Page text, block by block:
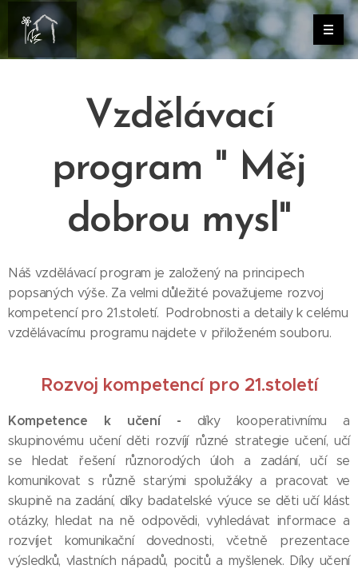
Vzdělávací
program " Měj
dobrou mysl"
Náš vzdělávací program je založený na principech
popsaných výše. Za velmi důležité považujeme rozvoj
kompetencí pro 21.století. Podrobnosti a detaily k celému
vzdělávacímu programu najdete v přiloženém souboru.
Rozvoj kompetencí pro 21.století
Kompetence k učení- díky kooperativnímu a
skupinovému učení děti rozvíjí různé strategie učení, učí
se hledat řešení různorodých úloh a zadání, učí se
komunikovat s různě starými spolužáky a pracovat ve
skupině na zadání, díky badatelské výuce se děti učí klást
otázky, hledat na ně odpovědi, vyhledávat informace a
rozvíjet komunikační dovednosti, včetně prezentace
výsledků, vlastních nápadů, pocitů a myšlenek. Díky učení